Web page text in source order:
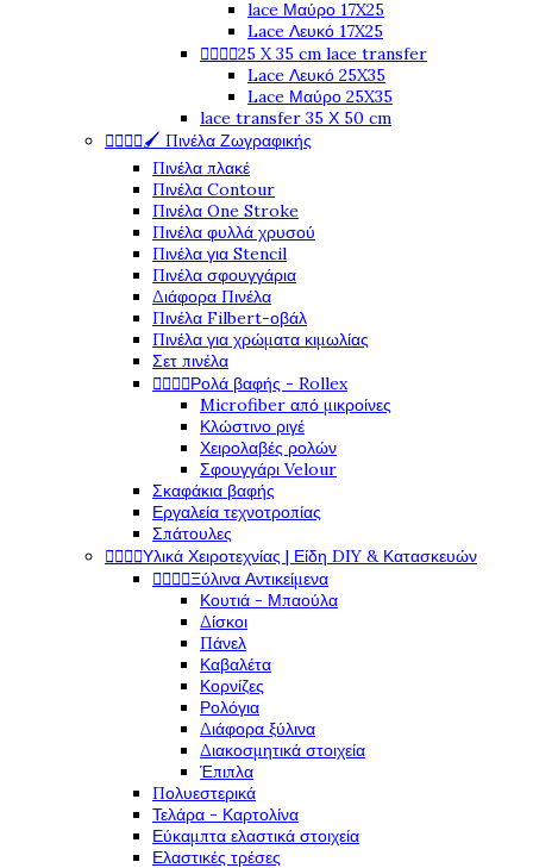
lace Μαύρο 17X25
Lace Λευκό 17X25
25 X 35 cm lace transfer
Lace Λευκό 25X35
Lace Μαύρο 25X35
lace transfer 35 Χ 50 cm
🖌️ Πινέλα Ζωγραφικής
Πινέλα πλακέ
Πινέλα Contour
Πινέλα One Stroke
Πινέλα φυλλά χρυσού
Πινέλα για Stencil
Πινέλα σφουγγάρια
Διάφορα Πινέλα
Πινέλα Filbert-οβάλ
Πινέλα για χρώματα κιμωλίας
Σετ πινέλα
Ρολά βαφής - Rollex
Microfiber από μικροίνες
Κλώστινο ριγέ
Χειρολαβές ρολών
Σφουγγάρι Velour
Σκαφάκια βαφής
Εργαλεία τεχνοτροπίας
Σπάτουλες
Υλικά Χειροτεχνίας | Είδη DIY & Κατασκευών
Ξύλινα Αντικείμενα
Κουτιά - Μπαούλα
Δίσκοι
Πάνελ
Καβαλέτα
Κορνίζες
Ρολόγια
Διάφορα ξύλινα
Διακοσμητικά στοιχεία
Έπιπλα
Πολυεστερικά
Τελάρα - Καρτολίνα
Εύκαμπτα ελαστικά στοιχεία
Ελαστικές τρέσες